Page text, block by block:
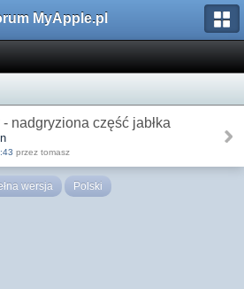
MyApple.pl
nadgryziona część jabłka
przez tomasz
wersja Polski